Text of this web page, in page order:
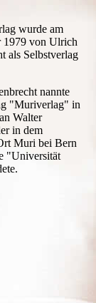
wurde am
1979 von Ulrich
als Selbstverlag
nannte
"Muriverlag" in
Walter
in dem
Muri bei Bern
"Universität